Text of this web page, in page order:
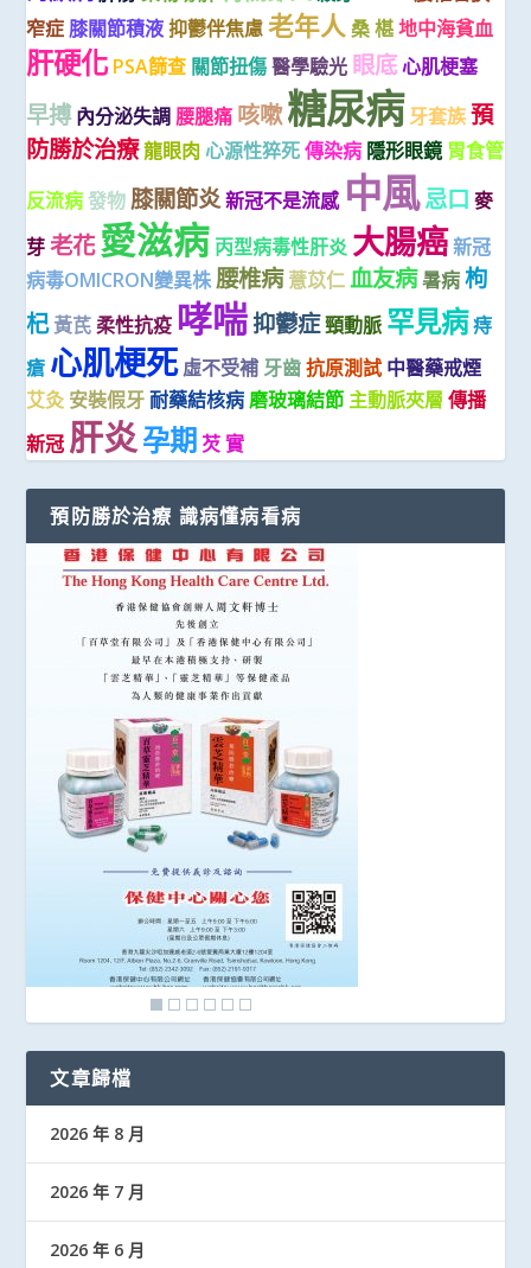
窄症 膝關節積液 抑鬱伴焦慮 老年人 桑 椹 地中海貧血
肝硬化 PSA篩查 關節扭傷 醫學驗光 眼底 心肌梗塞
早搏 內分泌失調 腰腿痛 咳嗽糖尿病牙套族 預
防勝於治療龍眼肉 心源性猝死 傳染病 隱形眼鏡 胃食管
反流病 發物 膝關節炎新冠不是流感 中風忌口 麥
芽 老花愛滋病 丙型病毒性肝炎 大腸癌新冠
病毒OMICRON變異株腰椎病 薏苡仁 血友病暑病 枸
杞 黃芪 柔性抗疫 哮喘抑鬱症頸動脈 罕見病痔
瘡 心肌梗死 虛不受補 牙齒 抗原測試 中醫藥戒煙
艾灸 安裝假牙 耐藥結核病 磨玻璃結節 主動脈夾層 傳播
新冠 肝炎孕期 芡 實
預防勝於治療 識病懂病看病
文章歸檔
2026 年 8 月
2026 年 7 月
2026 年 6 月